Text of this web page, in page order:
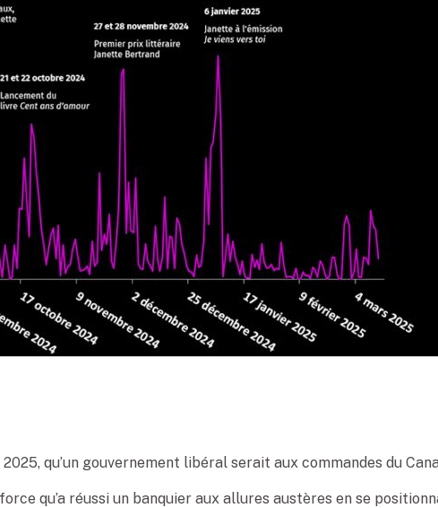
qu’un gouvernement libéral serait aux commandes du
qu’a réussi un banquier aux allures austères en se